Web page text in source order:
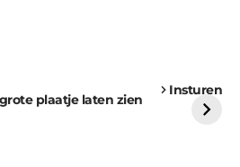
Insturen
plaatje laten zien
uitdaging